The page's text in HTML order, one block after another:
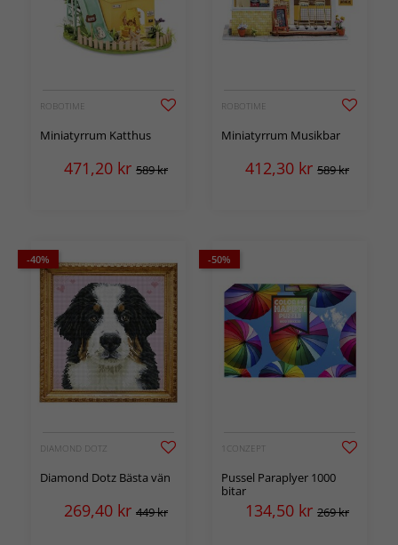
ROBOTIME
Miniatyrrum Katthus
471,20 kr 589 kr
ROBOTIME
Miniatyrrum Musikbar
412,30 kr 589 kr
-40%
DIAMOND DOTZ
Diamond Dotz Bästa vän
269,40 kr 449 kr
-50%
1CONZEPT
Pussel Paraplyer 1000
bitar
134,50 kr 269 kr